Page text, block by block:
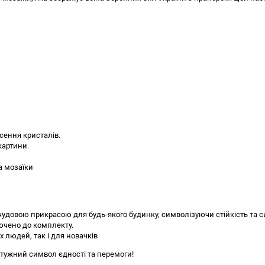
кристалів.
мозаїки
прикрасою для будь-якого будинку, символізуючи стійкість та
до комплекту.
людей, так і для новачків
символ єдності та перемоги!